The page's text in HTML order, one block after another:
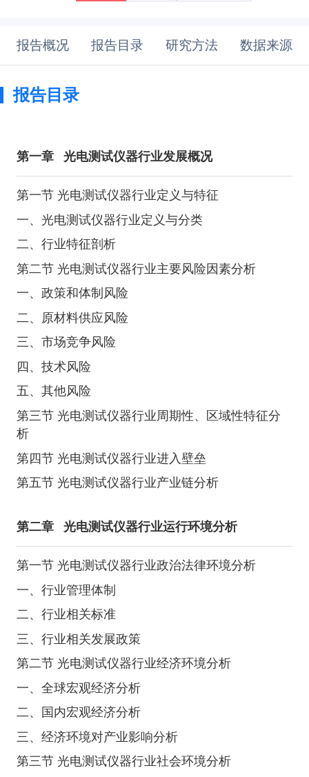
报告概况 报告目录 研究方法 数据来源
报告目录
第一章 光电测试仪器行业发展概况
第一节 光电测试仪器行业定义与特征
一、光电测试仪器行业定义与分类
二、行业特征剖析
第二节 光电测试仪器行业主要风险因素分析
一、政策和体制风险
二、原材料供应风险
三、市场竞争风险
四、技术风险
五、其他风险
第三节 光电测试仪器行业周期性、区域性特征分
析
第四节 光电测试仪器行业进入壁垒
第五节 光电测试仪器行业产业链分析
第二章 光电测试仪器行业运行环境分析
第一节 光电测试仪器行业政治法律环境分析
一、行业管理体制
二、行业相关标准
三、行业相关发展政策
第二节 光电测试仪器行业经济环境分析
一、全球宏观经济分析
二、国内宏观经济分析
三、经济环境对产业影响分析
第三节 光电测试仪器行业社会环境分析